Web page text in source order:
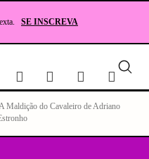
SE INSCREVA
Maldição do Cavaleiro de Adriano